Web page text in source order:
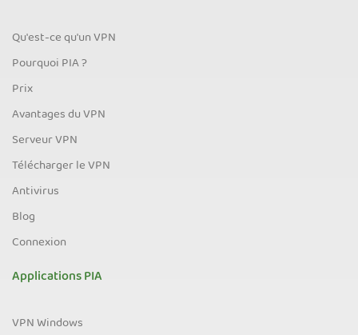
Qu'est-ce qu'un VPN
Pourquoi PIA ?
Prix
Avantages du VPN
Serveur VPN
Télécharger le VPN
Antivirus
Blog
Connexion
Applications PIA
VPN Windows